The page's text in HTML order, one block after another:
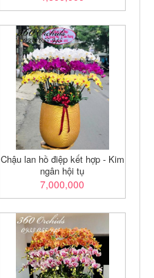
Chậu lan hồ điệp kết hợp - Kim
ngân hội tụ
7,000,000